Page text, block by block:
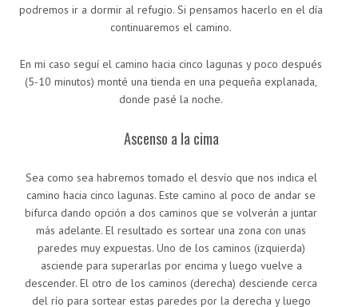
podremos ir a dormir al refugio. Si pensamos hacerlo en el día
continuaremos el camino.
En mi caso seguí el camino hacia cinco lagunas y poco después
(5-10 minutos) monté una tienda en una pequeña explanada,
donde pasé la noche.
Ascenso a la cima
Sea como sea habremos tomado el desvío que nos indica el
camino hacia cinco lagunas. Este camino al poco de andar se
bifurca dando opción a dos caminos que se volverán a juntar
más adelante. El resultado es sortear una zona con unas
paredes muy expuestas. Uno de los caminos (izquierda)
asciende para superarlas por encima y luego vuelve a
descender. El otro de los caminos (derecha) desciende cerca
del río para sortear estas paredes por la derecha y luego